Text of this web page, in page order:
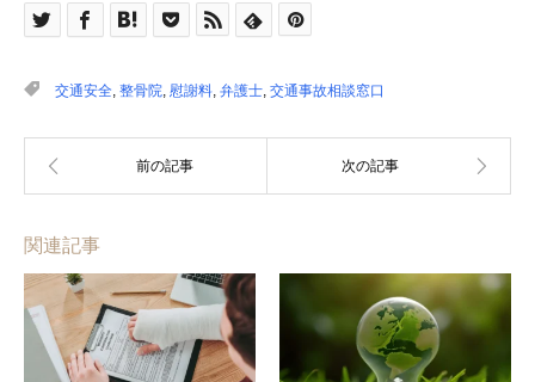
交通安全, 整骨院, 慰謝料, 弁護士, 交通事故相談窓口
関連記事